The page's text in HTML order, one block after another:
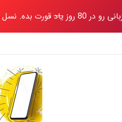
رو در 80 روز یادقورت بده. نسل